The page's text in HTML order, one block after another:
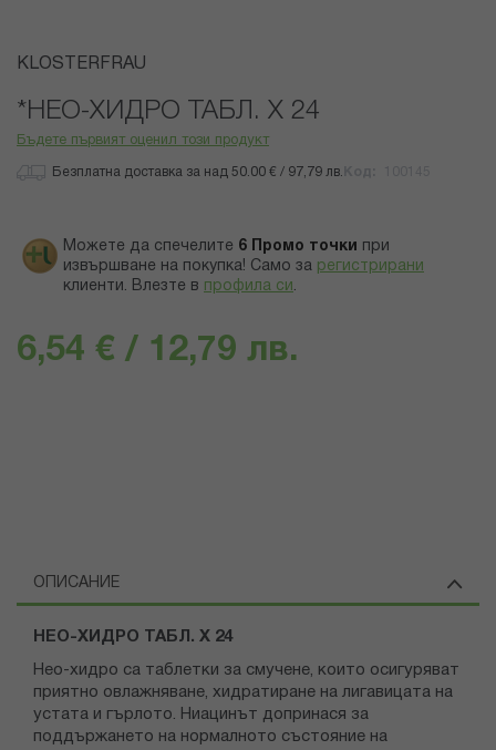
Преминете
началото
KLOSTERFRAU
*НЕО-ХИДРО ТАБЛ. Х 24
Бъдете първият оценил този продукт
Безплатна доставка за над 50.00 € / 97,79 лв.
Можете да спечелите 6 Промо точки
при
извършване на покупка! Само за регистрирани
клиенти. Влезте в профила си .
6,54 € / 12,79 лв.
ОПИСАНИЕ
НЕО-ХИДРО ТАБЛ. Х 24
Нео-хидро са таблетки за смучене, които осигуряват
приятно овлажняване, хидратиране на лигавицата на
устата и гърлото. Ниацинът допринася за
поддържането на нормалното състояние на